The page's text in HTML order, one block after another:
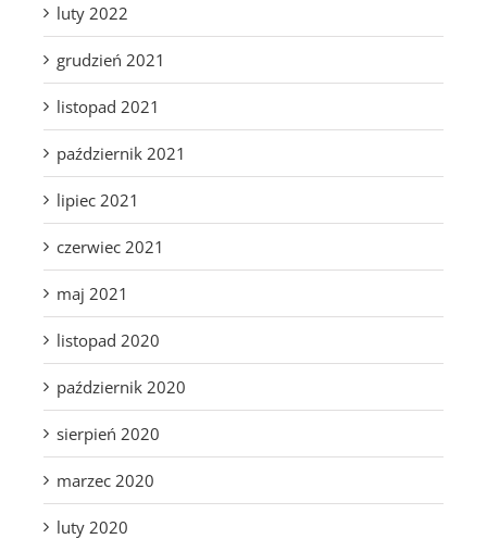
luty 2022
grudzień 2021
listopad 2021
październik 2021
lipiec 2021
czerwiec 2021
maj 2021
listopad 2020
październik 2020
sierpień 2020
marzec 2020
luty 2020